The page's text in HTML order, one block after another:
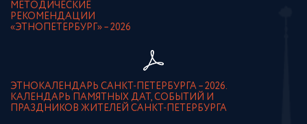
МЕТОДИЧЕСКИЕ
РЕКОМЕНДАЦИИ
«ЭТНОПЕТЕРБУРГ» – 2026
ЭТНОКАЛЕНДАРЬ САНКТ-ПЕТЕРБУРГА – 2026.
КАЛЕНДАРЬ ПАМЯТНЫХ ДАТ, СОБЫТИЙ И
ПРАЗДНИКОВ ЖИТЕЛЕЙ САНКТ-ПЕТЕРБУРГА